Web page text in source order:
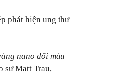
phát hiện ung thư
nano đổi màu
sư Matt Trau,